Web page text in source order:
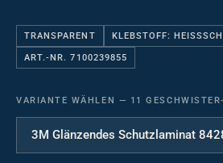
TRANSPARENT KLEBSTOFF:
ART.-NR. 7100239855
VARIANTE WÄHLEN — 11